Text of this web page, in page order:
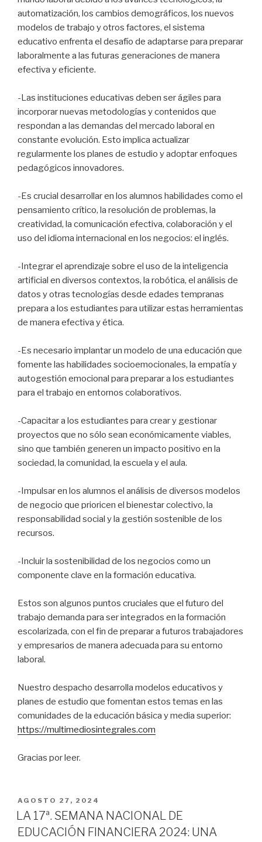
automatización, los cambios demográficos, los nuevos
modelos de trabajo y otros factores, el sistema
educativo enfrenta el desafío de adaptarse para preparar
laboralmente a las futuras generaciones de manera
efectiva y eficiente.
-Las instituciones educativas deben ser ágiles para
incorporar nuevas metodologías y contenidos que
respondan a las demandas del mercado laboral en
constante evolución. Esto implica actualizar
regularmente los planes de estudio y adoptar enfoques
pedagógicos innovadores.
-Es crucial desarrollar en los alumnos habilidades como el
pensamiento crítico, la resolución de problemas, la
creatividad, la comunicación efectiva, colaboración y el
uso del idioma internacional en los negocios: el inglés.
-Integrar el aprendizaje sobre el uso de la inteligencia
artificial en diversos contextos, la robótica, el análisis de
datos y otras tecnologías desde edades tempranas
prepara a los estudiantes para utilizar estas herramientas
de manera efectiva y ética.
-Es necesario implantar un modelo de una educación que
fomente las habilidades socioemocionales, la empatía y
autogestión emocional para preparar a los estudiantes
para el trabajo en entornos colaborativos.
-Capacitar a los estudiantes para crear y gestionar
proyectos que no sólo sean económicamente viables,
sino que también generen un impacto positivo en la
sociedad, la comunidad, la escuela y el aula.
-Impulsar en los alumnos el análisis de diversos modelos
de negocio que prioricen el bienestar colectivo, la
responsabilidad social y la gestión sostenible de los
recursos.
-Incluir la sostenibilidad de los negocios como un
componente clave en la formación educativa.
Estos son algunos puntos cruciales que el futuro del
trabajo demanda para ser integrados en la formación
escolarizada, con el fin de preparar a futuros trabajadores
y empresarios de manera adecuada para su entorno
laboral.
Nuestro despacho desarrolla modelos educativos y
planes de estudio que fomentan estos temas en las
comunidades de la educación básica y media superior:
https://multimediosintegrales.com
Gracias por leer.
PUBLICADO
EN
AGOSTO 27, 2024
LA 17ª. SEMANA NACIONAL DE
EDUCACIÓN FINANCIERA 2024: UNA